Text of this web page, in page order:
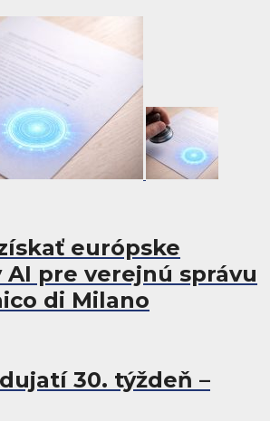
európske
AI pre verejnú správu
di Milano
30. týždeň –